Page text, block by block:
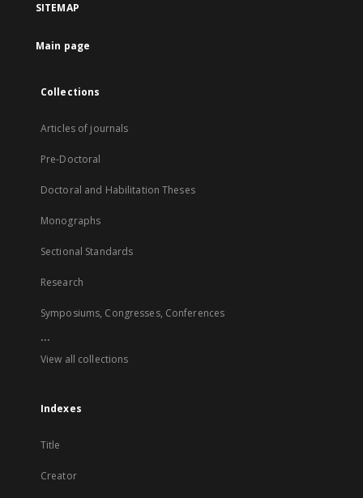
SITEMAP
Main page
Collections
Articles of journals
Pre-Doctoral
Doctoral and Habilitation Theses
Monographs
Sectional Standards
Research
Symposiums, Congresses, Conferences
...
View all collections
Indexes
Title
Creator